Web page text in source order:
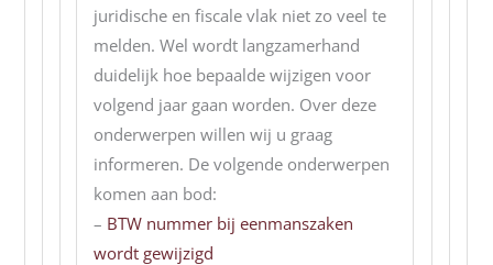
juridische en fiscale vlak niet zo veel te
melden. Wel wordt langzamerhand
duidelijk hoe bepaalde wijzigen voor
volgend jaar gaan worden. Over deze
onderwerpen willen wij u graag
informeren. De volgende onderwerpen
komen aan bod:
– BTW nummer bij eenmanszaken
wordt gewijzigd